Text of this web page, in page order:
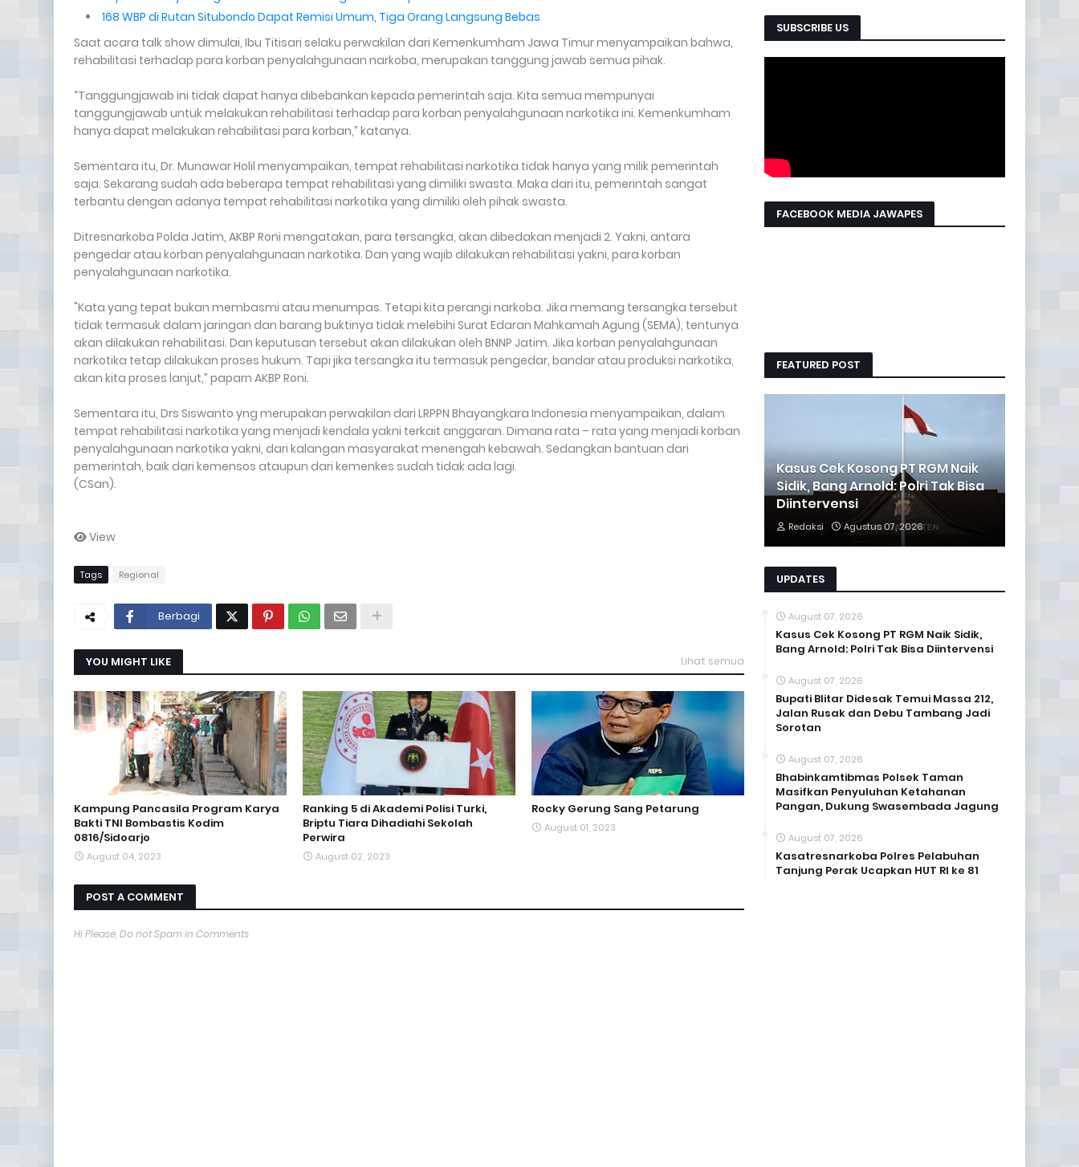
168 WBP di Rutan Situbondo Dapat Remisi Umum, Tiga Orang Langsung Bebas
Saat acara talk show dimulai, Ibu Titisari selaku perwakilan dari Kemenkumham Jawa Timur menyampaikan bahwa,
rehabilitasi terhadap para korban penyalahgunaan narkoba, merupakan tanggung jawab semua pihak.
“Tanggungjawab ini tidak dapat hanya dibebankan kepada pemerintah saja. Kita semua mempunyai
tanggungjawab untuk melakukan rehabilitasi terhadap para korban penyalahgunaan narkotika ini. Kemenkumham
hanya dapat melakukan rehabilitasi para korban,” katanya.
Sementara itu, Dr. Munawar Holil menyampaikan, tempat rehabilitasi narkotika tidak hanya yang milik pemerintah
saja. Sekarang sudah ada beberapa tempat rehabilitasi yang dimiliki swasta. Maka dari itu, pemerintah sangat
terbantu dengan adanya tempat rehabilitasi narkotika yang dimiliki oleh pihak swasta.
Ditresnarkoba Polda Jatim, AKBP Roni mengatakan, para tersangka, akan dibedakan menjadi 2. Yakni, antara
pengedar atau korban penyalahgunaan narkotika. Dan yang wajib dilakukan rehabilitasi yakni, para korban
penyalahgunaan narkotika.
"Kata yang tepat bukan membasmi atau menumpas. Tetapi kita perangi narkoba. Jika memang tersangka tersebut
tidak termasuk dalam jaringan dan barang buktinya tidak melebihi Surat Edaran Mahkamah Agung (SEMA), tentunya
akan dilakukan rehabilitasi. Dan keputusan tersebut akan dilakukan oleh BNNP Jatim. Jika korban penyalahgunaan
narkotika tetap dilakukan proses hukum. Tapi jika tersangka itu termasuk pengedar, bandar atau produksi narkotika,
akan kita proses lanjut,” paparn AKBP Roni.
Sementara itu, Drs Siswanto yng merupakan perwakilan dari LRPPN Bhayangkara Indonesia menyampaikan, dalam
tempat rehabilitasi narkotika yang menjadi kendala yakni terkait anggaran. Dimana rata – rata yang menjadi korban
penyalahgunaan narkotika yakni, dari kalangan masyarakat menengah kebawah. Sedangkan bantuan dari
pemerintah, baik dari kemensos ataupun dari kemenkes sudah tidak ada lagi.
(CSan).
View
Tags Regional
Berbagi
YOU MIGHT LIKE Lihat semua
Kampung Pancasila Program Karya
Bakti TNI Bombastis Kodim
0816/Sidoarjo
August 04, 2023
Ranking 5 di Akademi Polisi Turki,
Briptu Tiara Dihadiahi Sekolah
Perwira
August 02, 2023
Rocky Gerung Sang Petarung
August 01, 2023
POST A COMMENT
Hi Please, Do not Spam in Comments
SUBSCRIBE US
FACEBOOK MEDIA JAWAPES
FEATURED POST
Kasus Cek Kosong PT RGM Naik
Sidik, Bang Arnold: Polri Tak Bisa
Diintervensi
Redaksi Agustus 07, 2026
UPDATES
August 07, 2026
Kasus Cek Kosong PT RGM Naik Sidik,
Bang Arnold: Polri Tak Bisa Diintervensi
August 07, 2026
Bupati Blitar Didesak Temui Massa 212,
Jalan Rusak dan Debu Tambang Jadi
Sorotan
August 07, 2026
Bhabinkamtibmas Polsek Taman
Masifkan Penyuluhan Ketahanan
Pangan, Dukung Swasembada Jagung
August 07, 2026
Kasatresnarkoba Polres Pelabuhan
Tanjung Perak Ucapkan HUT RI ke 81